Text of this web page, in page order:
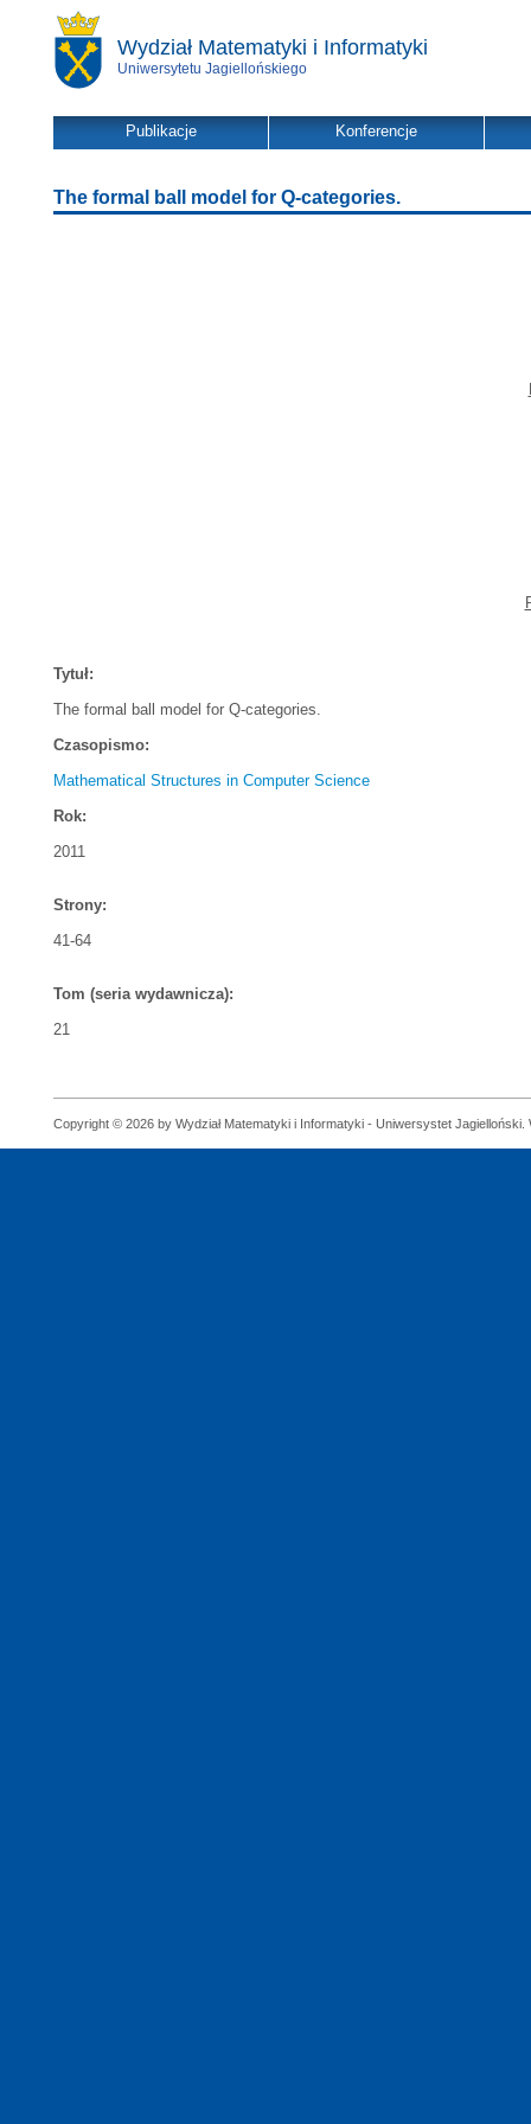
Wydział Matematyki i Informatyki
Uniwersytetu Jagiellońskiego
Publikacje Konferencje
The formal ball model for Q-categories.
Tytuł:
The formal ball model for Q-categories.
Czasopismo:
Mathematical Structures in Computer Science
Rok:
2011
Strony:
41-64
Tom (seria wydawnicza):
21
Copyright © 2026 by Wydział Matematyki i Informatyki - Uniwersystet